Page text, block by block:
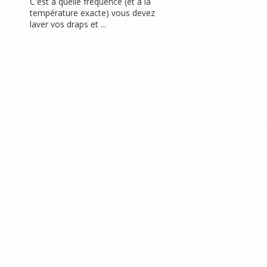
température exacte) vous devez
laver vos draps et ...